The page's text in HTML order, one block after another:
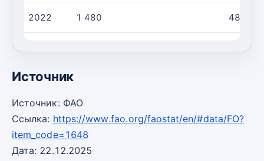
2022 1 480 488,0
1 595
Источник
Источник: ФАО
Ссылка: https://www.fao.org/faostat/en/#data/FO?
item_code=1648
Дата: 22.12.2025